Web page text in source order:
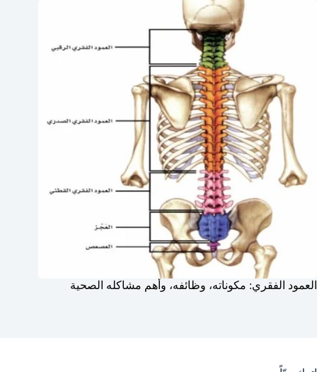
العمود الفقري: مكوناته، وظائفه، وأهم مشاكله الصحية